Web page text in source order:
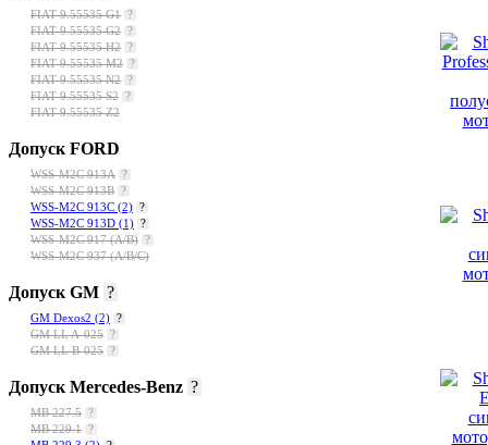
FIAT 9.55535 G1 ?
FIAT 9.55535 G2 ?
FIAT 9.55535 H2 ?
FIAT 9.55535 M2 ?
FIAT 9.55535 N2 ?
FIAT 9.55535 S2 ?
FIAT 9.55535 Z2
Допуск FORD
WSS-M2C 913A ?
WSS-M2C 913B ?
WSS-M2C 913C (2) ?
WSS-M2C 913D (1) ?
WSS-M2C 917 (A/B) ?
WSS-M2C 937 (A/B/C)
Допуск GM ?
GM Dexos2 (2) ?
GM LL A-025 ?
GM LL B-025 ?
Допуск Mercedes-Benz ?
МВ 227.5 ?
MB 229.1 ?